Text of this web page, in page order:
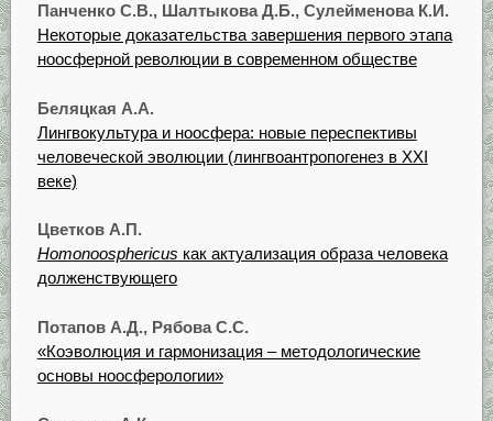
Панченко С.В., Шалтыкова Д.Б., Сулейменова К.И.
Некоторые доказательства завершения первого этапа
ноосферной революции в современном обществе
Беляцкая А.А.
Лингвокультура и ноосфера: новые переспективы
человеческой эволюции (лингвоантропогенез в XXI
веке)
Цветков А.П.
Homonoosphericus как актуализация образа человека
долженствующего
Потапов А.Д., Рябова С.С.
«Коэволюция и гармонизация – методологические
основы ноосферологии»